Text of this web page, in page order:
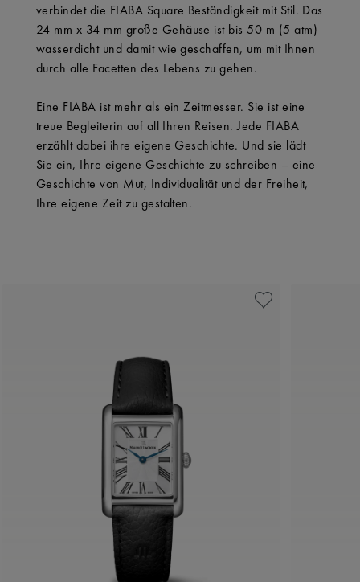
verbindet die FIABA Square Beständigkeit mit Stil. Das
24 mm x 34 mm große Gehäuse ist bis 50 m (5 atm)
wasserdicht und damit wie geschaffen, um mit Ihnen
durch alle Facetten des Lebens zu gehen.
Eine FIABA ist mehr als ein Zeitmesser. Sie ist eine
treue Begleiterin auf all Ihren Reisen. Jede FIABA
erzählt dabei ihre eigene Geschichte. Und sie lädt
Sie ein, Ihre eigene Geschichte zu schreiben – eine
Geschichte von Mut, Individualität und der Freiheit,
Ihre eigene Zeit zu gestalten.